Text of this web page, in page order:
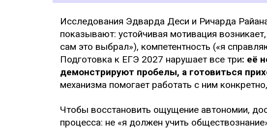
Исследования Эдварда Деси и Ричарда
показывают: устойчивая мотивация
сам это выбрал»), компетентность («я
Подготовка к ЕГЭ 2027 нарушает все три: её
демонстрируют пробелы, а готовиться
механизма помогает работать с ним
Чтобы восстановить ощущение автономии,
процесса: не «я должен учить